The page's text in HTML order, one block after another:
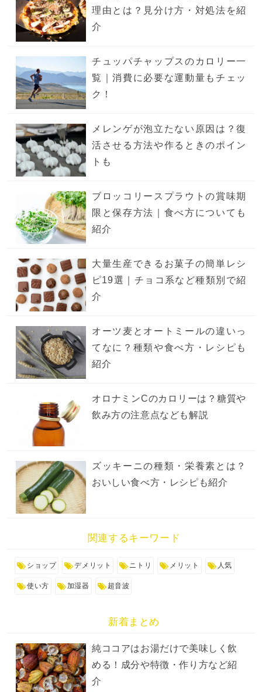
理由とは？見分け方・対処法を紹
介
チュッパチャップスのカロリー一
覧｜消費に必要な運動量もチェッ
ク！
メレンゲが泡立たない原因は？復
活させる方法や作るときのポイン
トも
ブロッコリースプラウトの賞味期
限と保存方法｜食べ方についても
紹介
大量生産できるお菓子の簡単レシ
ピ19選｜チョコ系など種類別で紹
介
オーツ麦とオートミールの違いっ
てなに？種類や食べ方・レシピも
紹介
オロナミンCのカロリーは？糖質や
飲み方の注意点なども解説
ズッキーニの種類・栄養素とは？
おいしい食べ方・レシピも紹介
関連するキーワード
ショップ デメリット ニトリ メリット 人気
使い方 加湿器 超音波
新着まとめ
純ココアはお湯だけで美味しく飲
める！成分や特徴・作り方など紹
介